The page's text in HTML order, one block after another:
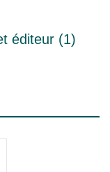
éditeur (1)